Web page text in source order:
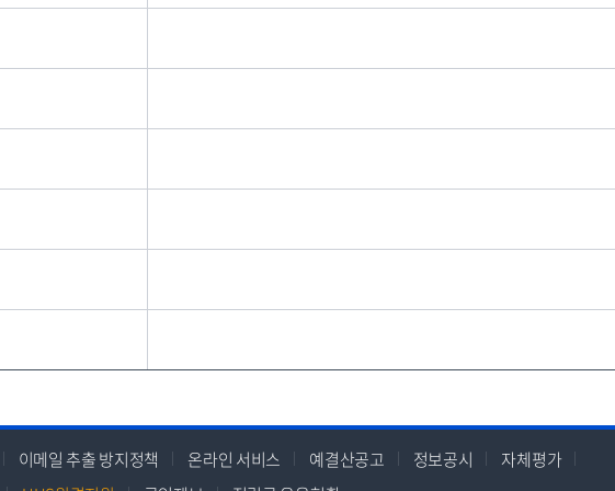
이메일 추출 방지정책 온라인 서비스 예결산공고 정보공시
자체평가